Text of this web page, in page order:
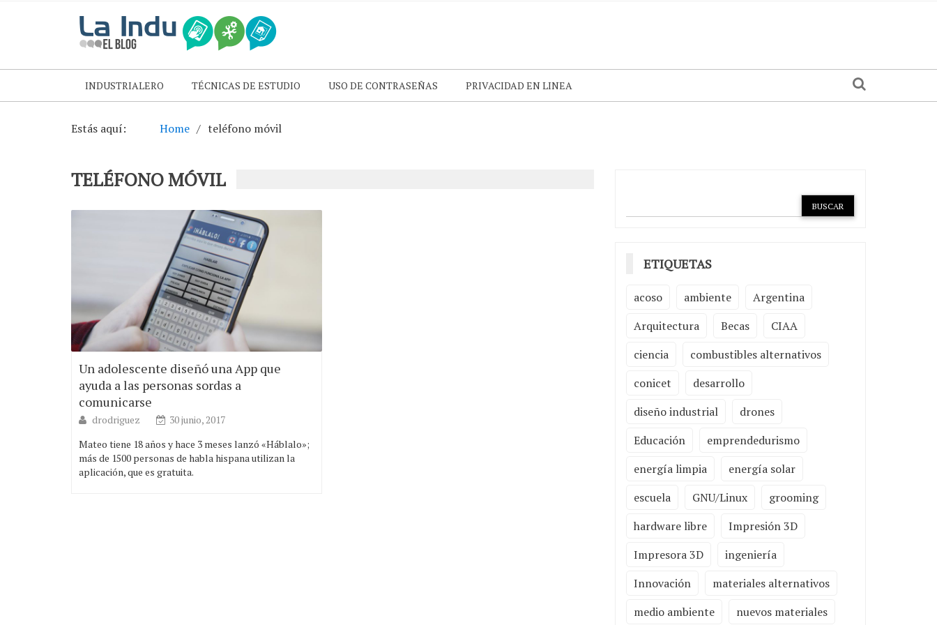
INDUSTRIALERO TÉCNICAS DE ESTUDIO USO DE CONTRASEÑAS PRIVACIDAD EN LINEA
Estás aquí: Home teléfono móvil
TELÉFONO MÓVIL
Un adolescente diseñó una App que
ayuda a las personas sordas a
comunicarse
drodriguez
30 junio, 2017
Mateo tiene 18 años y hace 3 meses lanzó «Háblalo»;
más de 1500 personas de habla hispana utilizan la
aplicación, que es gratuita.
ETIQUETAS
acoso ambiente
Argentina
Arquitectura
Becas
CIAA
ciencia
combustibles alternativos
conicet
desarrollo
diseño industrial
drones
Educación
emprendedurismo
energía limpia
energía solar
escuela
GNU/Linux
grooming
hardware libre
Impresión 3D
Impresora 3D
ingeniería
Innovación
materiales alternativos
medio ambiente
nuevos materiales